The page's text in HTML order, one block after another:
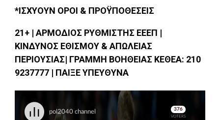
*ΙΣΧΥΟΥΝ ΟΡΟΙ & ΠΡΟΫΠΟΘΕΣΕΙΣ
21+ | ΑΡΜΟΔΙΟΣ ΡΥΘΜΙΣΤΗΣ ΕΕΕΠ |
ΚΙΝΔΥΝΟΣ ΕΘΙΣΜΟΥ & ΑΠΩΛΕΙΑΣ
ΠΕΡΙΟΥΣΙΑΣ| ΓΡΑΜΜΗ ΒΟΗΘΕΙΑΣ ΚΕΘΕΑ: 210
9237777 | ΠΑΙΞΕ ΥΠΕΥΘΥΝΑ